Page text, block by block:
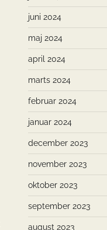
juni 2024
maj 2024
april 2024
marts 2024
februar 2024
januar 2024
december 2023
november 2023
oktober 2023
september 2023
august 2023